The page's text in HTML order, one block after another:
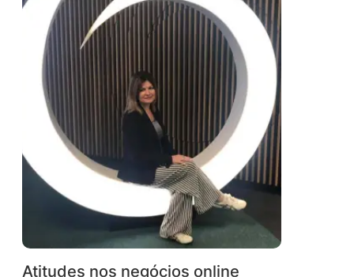
Atitudes nos negócios online